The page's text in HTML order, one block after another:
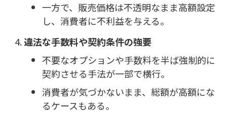
一方で、販売価格は不透明なまま高額設定
し、消費者に不利益を与える。
違法な手数料や契約条件の強要
不要なオプションや手数料を半ば強制的に
契約させる手法が一部で横行。
消費者が気づかないまま、総額が高額にな
るケースもある。